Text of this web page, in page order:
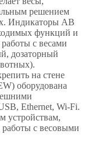
решением
Индикаторы АВ
функций и
с весами
дозаторный
на стене
оборудована
Ethernet, Wi-Fi.
устройствам,
работы с весовыми